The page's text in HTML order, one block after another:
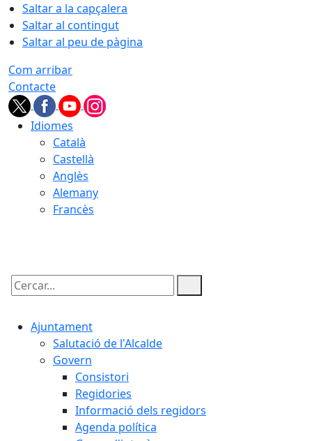
Saltar a la capçalera
Saltar al contingut
Saltar al peu de pàgina
Com arribar
Contacte
Idiomes
Català
Castellà
Anglès
Alemany
Francès
Cercar:
Ajuntament
Salutació de l'Alcalde
Govern
Consistori
Regidories
Informació dels regidors
Agenda política